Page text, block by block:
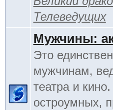
Телеведущих
Мужчины:
Это
мужчинам,
театра и
остроумных,